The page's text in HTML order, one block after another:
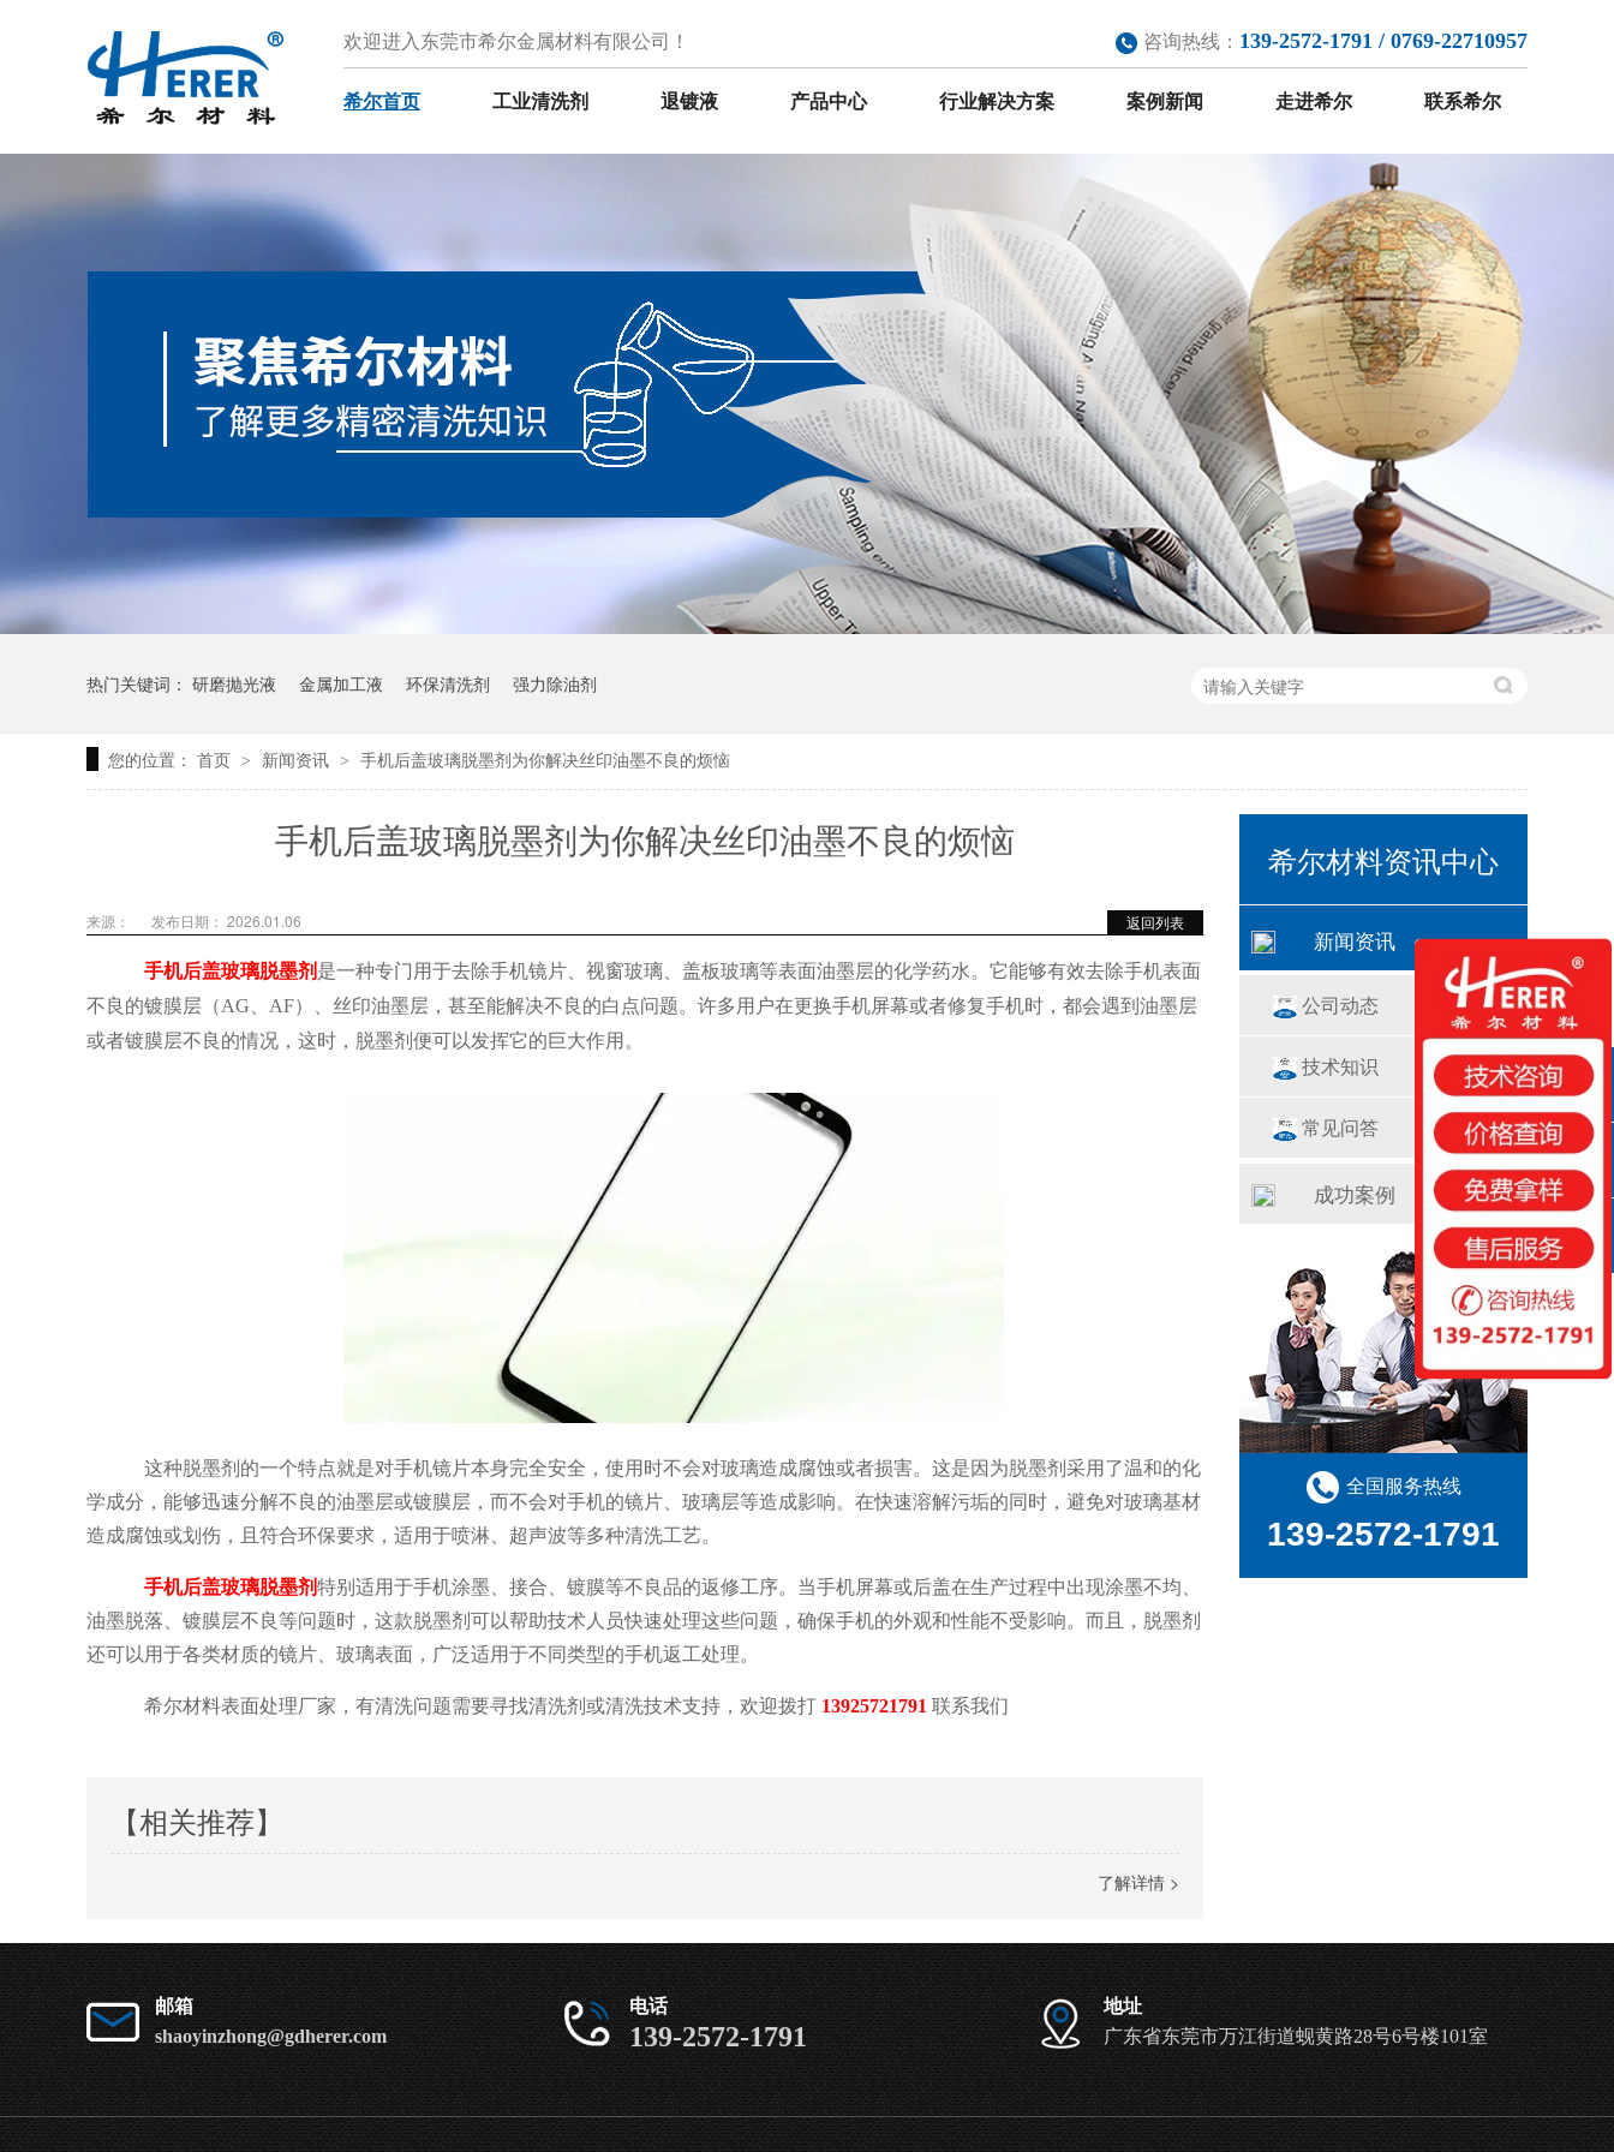
咨询热线： 139-2572-1791 / 0769-22710957
欢迎进入东莞市希尔金属材料有限公司！
希尔首页 工业清洗剂 退镀液 产品中心 行业解决方案 案例新闻 走进希尔 联系希尔
热门关键词： 研磨抛光液 金属加工液 环保清洗剂 强力除油剂
您的位置： 首页 > 新闻资讯 > 手机后盖玻璃脱墨剂为你解决丝印油墨不良的烦恼
手机后盖玻璃脱墨剂为你解决丝印油墨不良的烦恼
返回列表
来源： 发布日期： 2026.01.06
手机后盖玻璃脱墨剂 是一种专门用于去除手机镜片、视窗玻璃、盖板玻璃等表面油墨层的化学药水。它能够有效去除手机表面
不良的镀膜层（AG、AF）、丝印油墨层，甚至能解决不良的白点问题。许多用户在更换手机屏幕或者修复手机时，都会遇到油墨层
或者镀膜层不良的情况，这时，脱墨剂便可以发挥它的巨大作用。
这种脱墨剂的一个特点就是对手机镜片本身完全安全，使用时不会对玻璃造成腐蚀或者损害。这是因为脱墨剂采用了温和的化
学成分，能够迅速分解不良的油墨层或镀膜层，而不会对手机的镜片、玻璃层等造成影响。在快速溶解污垢的同时，避免对玻璃基材
造成腐蚀或划伤，且符合环保要求，适用于喷淋、超声波等多种清洗工艺。
手机后盖玻璃脱墨剂特别适用于手机涂墨、接合、镀膜等不良品的返修工序。当手机屏幕或后盖在生产过程中出现涂墨不均、
油墨脱落、镀膜层不良等问题时，这款脱墨剂可以帮助技术人员快速处理这些问题，确保手机的外观和性能不受影响。而且，脱墨剂
还可以用于各类材质的镜片、玻璃表面，广泛适用于不同类型的手机返工处理。
希尔材料表面处理厂家，有清洗问题需要寻找清洗剂或清洗技术支持，欢迎拨打 13925721791 联系我们
【相关推荐】
了解详情 >
希尔材料资讯中心
新闻资讯
公司动态
技术知识
常见问答
成功案例
全国服务热线
139-2572-1791
邮箱
shaoyinzhong@gdherer.com
电话
139-2572-1791
地址
广东省东莞市万江街道蚬黄路28号6号楼101室
QQ咨询
咨询热线
扫一扫